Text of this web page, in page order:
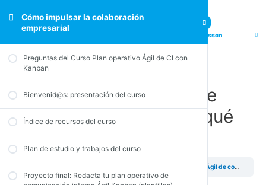
Cómo impulsar la colaboración
empresarial
Preguntas del Curso Plan operativo Ágil de CI con
Kanban
Bienvenid@s: presentación del curso
Índice de recursos del curso
Plan de estudio y trabajos del curso
Proyecto final: Redacta tu plan operativo de
Next Lesson
El Plan Operativo Ágil de
comunicación interna: qué
es, importancia
El Plan Operativo Ágil de comunicación interna: qué es, importancia